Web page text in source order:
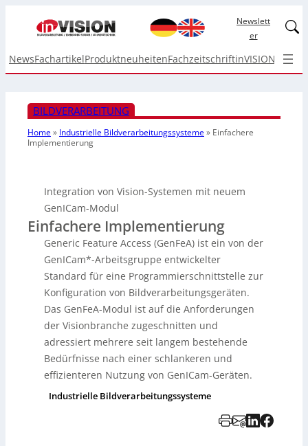
Newslett
er
NewsFachartikelProduktneuheitenFachzeitschriftinVISION Top
BILDVERARBEITUNG
Home» Industrielle Bildverarbeitungssysteme» Einfachere
Implementierung
Integration von Vision-Systemen mit neuem
GenICam-Modul
Einfachere Implementierung
Generic Feature Access (GenFeA) ist ein von der
GenICam*-Arbeitsgruppe entwickelter
Standard für eine Programmierschnittstelle zur
Konfiguration von Bildverarbeitungsgeräten.
Das GenFeA-Modul ist auf die Anforderungen
der Visionbranche zugeschnitten und
adressiert mehrere seit langem bestehende
Bedürfnisse nach einer schlankeren und
effizienteren Nutzung von GenICam-Geräten.
Industrielle Bildverarbeitungssysteme